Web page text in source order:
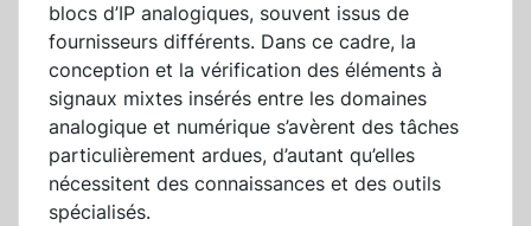
blocs d’IP analogiques, souvent issus de
fournisseurs différents. Dans ce cadre, la
conception et la vérification des éléments à
signaux mixtes insérés entre les domaines
analogique et numérique s’avèrent des tâches
particulièrement ardues, d’autant qu’elles
nécessitent des connaissances et des outils
spécialisés.